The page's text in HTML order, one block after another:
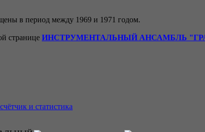
в период между 1969 и 1971 годом.
странице ИНСТРУМЕНТАЛЬНЫЙ АНСАМБЛЬ